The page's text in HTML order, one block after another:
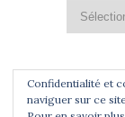
Confidentialité et
naviguer sur ce